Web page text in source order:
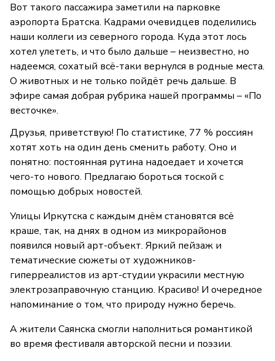
Вот такого пассажира заметили на парковке
аэропорта Братска. Кадрами очевидцев поделились
наши коллеги из северного города. Куда этот лось
хотел улететь, и что было дальше – неизвестно, но
надеемся, сохатый всё-таки вернулся в родные места.
О животных и не только пойдёт речь дальше. В
эфире самая добрая рубрика нашей программы – «По
весточке».
Друзья, приветствую! По статистике, 77 % россиян
хотят хоть на один день сменить работу. Оно и
понятно: постоянная рутина надоедает и хочется
чего-то нового. Предлагаю бороться тоской с
помощью добрых новостей.
Улицы Иркутска с каждым днём становятся всё
краше, так, на днях в одном из микрорайонов
появился новый арт-объект. Яркий пейзаж и
тематические сюжеты от художников-
гиперреалистов из арт-студии украсили местную
электрозаправочную станцию. Красиво! И очередное
напоминание о том, что природу нужно беречь.
А жители Саянска смогли наполниться романтикой
во время фестиваля авторской песни и поэзии.